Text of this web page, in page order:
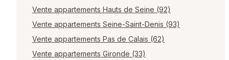
Vente appartements Hauts de Seine (92)
Vente appartements Seine-Saint-Denis (93)
Vente appartements Pas de Calais (62)
Vente appartements Gironde (33)